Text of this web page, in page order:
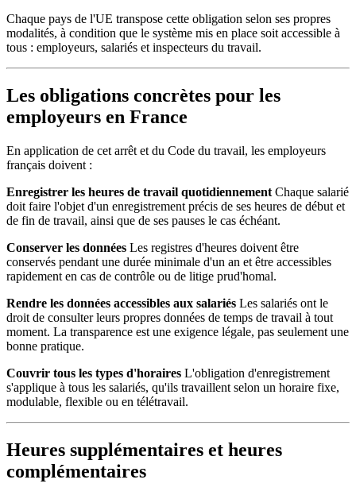
Chaque pays de l'UE transpose cette obligation selon ses propres
modalités, à condition que le système mis en place soit accessible à
tous : employeurs, salariés et inspecteurs du travail.
Les obligations concrètes pour les
employeurs en France
En application de cet arrêt et du Code du travail, les employeurs
français doivent :
Enregistrer les heures de travail quotidiennement Chaque salarié
doit faire l'objet d'un enregistrement précis de ses heures de début et
de fin de travail, ainsi que de ses pauses le cas échéant.
Conserver les données Les registres d'heures doivent être
conservés pendant une durée minimale d'un an et être accessibles
rapidement en cas de contrôle ou de litige prud'homal.
Rendre les données accessibles aux salariés Les salariés ont le
droit de consulter leurs propres données de temps de travail à tout
moment. La transparence est une exigence légale, pas seulement une
bonne pratique.
Couvrir tous les types d'horaires L'obligation d'enregistrement
s'applique à tous les salariés, qu'ils travaillent selon un horaire fixe,
modulable, flexible ou en télétravail.
Heures supplémentaires et heures
complémentaires